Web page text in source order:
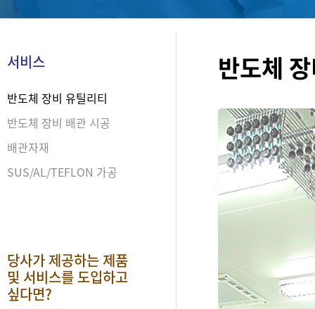
서비스
반도체 장비 유틸리티
반도체 장비 배관 시공
배관자재
SUS/AL/TEFLON 가공
당사가 제공하는 제품
및 서비스를 도입하고
싶다면?
반도체